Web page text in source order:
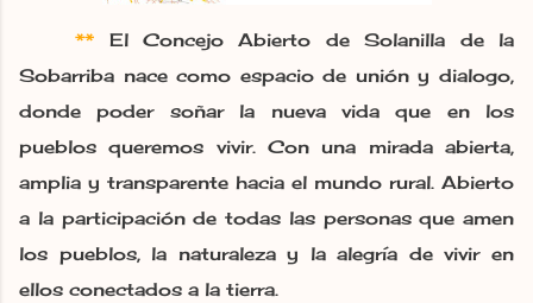
** El Concejo Abierto de Solanilla de la
Sobarriba nace como espacio de unión y dialogo,
donde poder soñar la nueva vida que en los
pueblos queremos vivir. Con una mirada abierta,
amplia y transparente hacia el mundo rural. Abierto
a la participación de todas las personas que amen
los pueblos, la naturaleza y la alegría de vivir en
ellos conectados a la tierra.